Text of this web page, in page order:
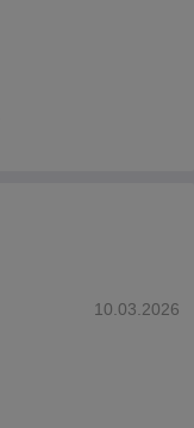
10.03.2026